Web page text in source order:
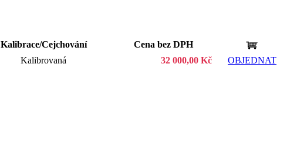
Kalibrace/Cejchování
Cena bez DPH
Kalibrovaná 32 000,00 Kč OBJEDNAT